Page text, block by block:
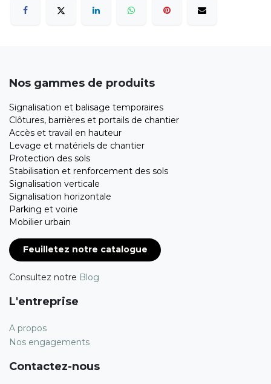
Nos gammes de produits
Signalisation et balisage temporaires
Clôtures, barrières et portails de chantier
Accès et travail en hauteur
Levage et matériels de chantier
Protection des sols
Stabilisation et renforcement des sols
Signalisation verticale
Signalisation horizontale
Parking et voirie
Mobilier urbain
Feuilletez notre catalogue
Consultez notre Blog
L'entreprise
A propos
Nos engagements
Contactez-nous